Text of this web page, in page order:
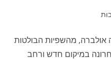
מהשפיות הבולטות
במיקום חדש ורחב